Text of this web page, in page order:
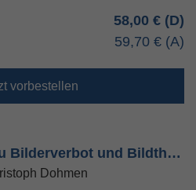
58,00 €
59,70 €
vorbestellen
Bilderverbot und Bildth…
Dohmen